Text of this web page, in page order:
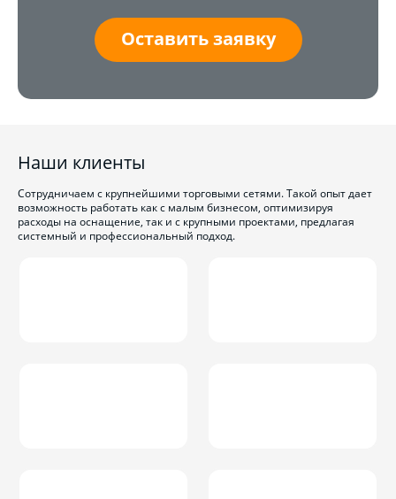
Оставить заявку
Наши клиенты
Сотрудничаем с крупнейшими торговыми сетями. Такой опыт дает
возможность работать как с малым бизнесом, оптимизируя
расходы на оснащение, так и с крупными проектами, предлагая
системный и профессиональный подход.